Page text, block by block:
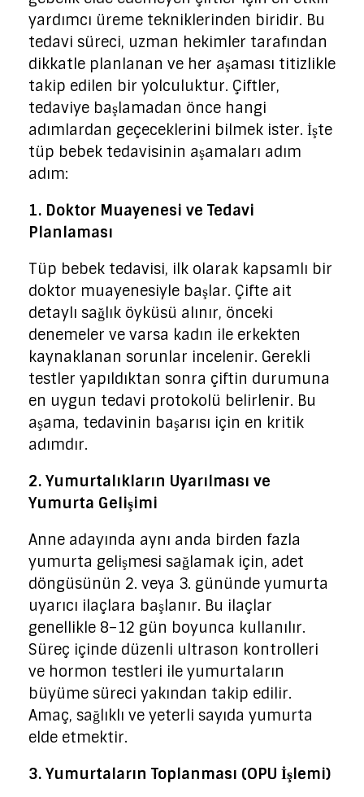
yardımcı üreme tekniklerinden biridir. Bu
tedavi süreci, uzman hekimler tarafından
dikkatle planlanan ve her aşaması titizlikle
takip edilen bir yolculuktur. Çiftler,
tedaviye başlamadan önce hangi
adımlardan geçeceklerini bilmek ister. İşte
tüp bebek tedavisinin aşamaları adım
adım:
1. Doktor Muayenesi ve Tedavi
Planlaması
Tüp bebek tedavisi, ilk olarak kapsamlı bir
doktor muayenesiyle başlar. Çifte ait
detaylı sağlık öyküsü alınır, önceki
denemeler ve varsa kadın ile erkekten
kaynaklanan sorunlar incelenir. Gerekli
testler yapıldıktan sonra çiftin durumuna
en uygun tedavi protokolü belirlenir. Bu
aşama, tedavinin başarısı için en kritik
adımdır.
2. Yumurtalıkların Uyarılması ve
Yumurta Gelişimi
Anne adayında aynı anda birden fazla
yumurta gelişmesi sağlamak için, adet
döngüsünün 2. veya 3. gününde yumurta
uyarıcı ilaçlara başlanır. Bu ilaçlar
genellikle 8–12 gün boyunca kullanılır.
Süreç içinde düzenli ultrason kontrolleri
ve hormon testleri ile yumurtaların
büyüme süreci yakından takip edilir.
Amaç, sağlıklı ve yeterli sayıda yumurta
elde etmektir.
3. Yumurtaların Toplanması (OPU İşlemi)